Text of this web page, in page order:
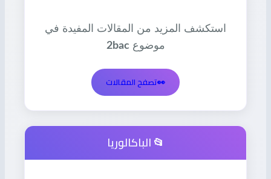
استكشف المزيد من المقالات المفيدة في
موضوع2bac
👀تصفح المقالات
📂 الباكالوريا